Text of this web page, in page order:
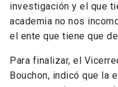
investigación y el que
academia no nos
el ente que tiene que
Para finalizar, el
Bouchon, indicó que la